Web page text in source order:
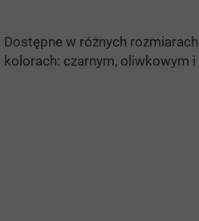
Dostępne w różnych
kolorach: czarnym, oliwkowym